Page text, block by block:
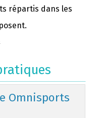
répartis dans les
Omnisports